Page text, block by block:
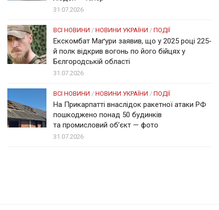
31.07.2026
ВСІ НОВИНИ / НОВИНИ УКРАЇНИ / ПОДІЇ
Екскомбат Маґури заявив, що у 2025 році 225-
й полк відкрив вогонь по його бійцях у
Бєлгородській області
31.07.2026
ВСІ НОВИНИ / НОВИНИ УКРАЇНИ / ПОДІЇ
На Прикарпатті внаслідок ракетної атаки РФ
пошкоджено понад 50 будинків
та промисловий об’єкт — фото
31.07.2026